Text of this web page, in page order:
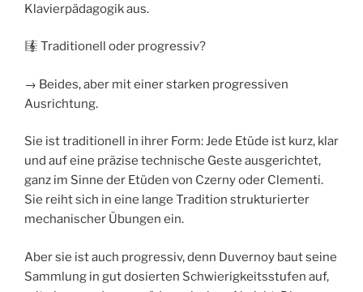
Klavierpädagogik aus.
Traditionell oder progressiv?
→ Beides, aber mit einer starken progressiven
Ausrichtung.
Sie ist traditionell in ihrer Form: Jede Etüde ist kurz, klar
und auf eine präzise technische Geste ausgerichtet,
ganz im Sinne der Etüden von Czerny oder Clementi.
Sie reiht sich in eine lange Tradition strukturierter
mechanischer Übungen ein.
Aber sie ist auch progressiv, denn Duvernoy baut seine
Sammlung in gut dosierten Schwierigkeitsstufen auf,